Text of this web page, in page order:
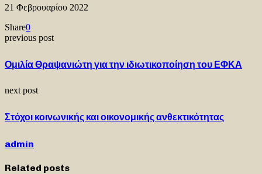
21 Φεβρουαρίου 2022
Share0
previous post
Ομιλία Θραψανιώτη για την ιδιωτικοποίηση του ΕΦΚΑ
next post
Στόχοι κοινωνικής και οικονομικής ανθεκτικότητας
admin
Related posts